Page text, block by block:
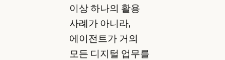
이상 하나의 활용
사례가 아니라,
에이전트가 거의
모든 디지털 업무를